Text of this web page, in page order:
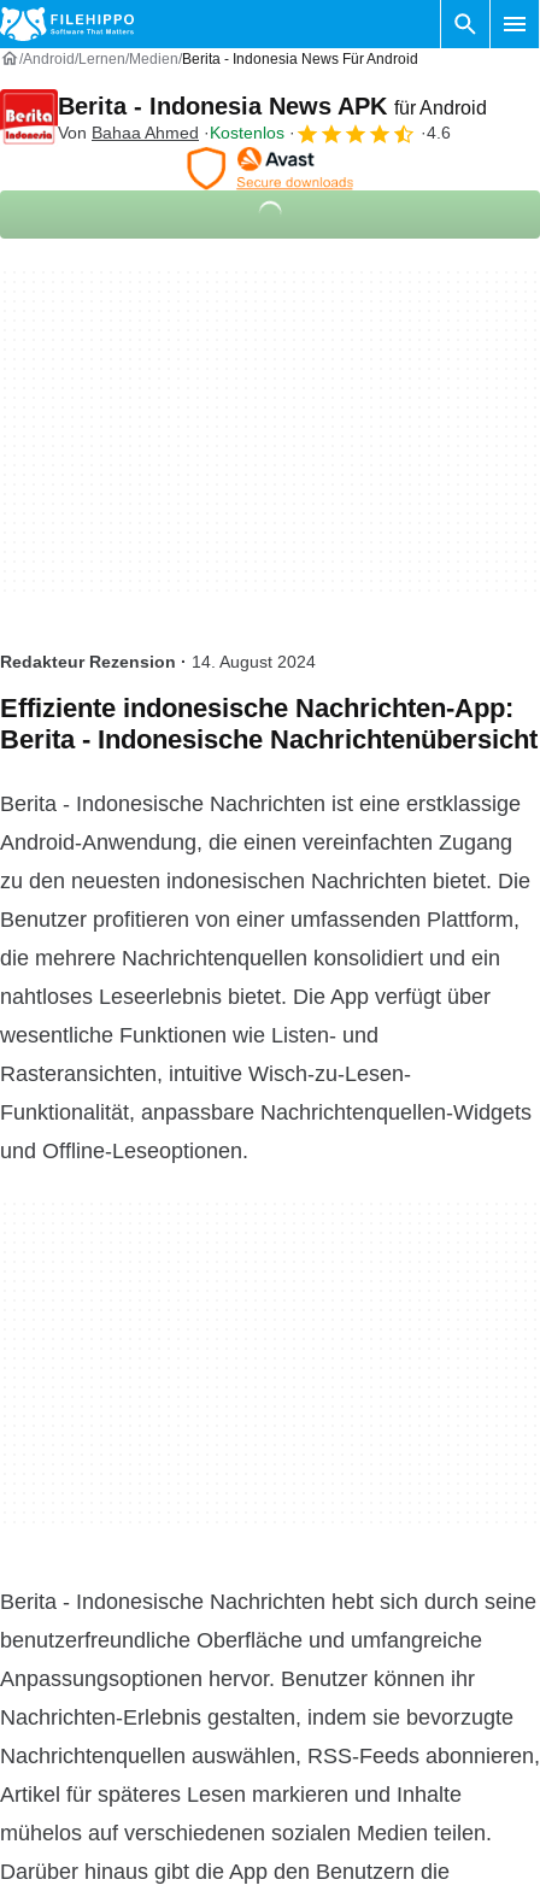
Android Lernen Medien Berita - Indonesia News Für Android
Berita - Indonesia News APK für Android
Von Bahaa Ahmed Kostenlos 4.6
Redakteur Rezension · 14. August 2024
Effiziente indonesische Nachrichten-App:
Berita - Indonesische Nachrichtenübersicht
Berita - Indonesische Nachrichten ist eine erstklassige
Android-Anwendung, die einen vereinfachten Zugang
zu den neuesten indonesischen Nachrichten bietet. Die
Benutzer profitieren von einer umfassenden Plattform,
die mehrere Nachrichtenquellen konsolidiert und ein
nahtloses Leseerlebnis bietet. Die App verfügt über
wesentliche Funktionen wie Listen- und
Rasteransichten, intuitive Wisch-zu-Lesen-
Funktionalität, anpassbare Nachrichtenquellen-Widgets
und Offline-Leseoptionen.
Berita - Indonesische Nachrichten hebt sich durch seine
benutzerfreundliche Oberfläche und umfangreiche
Anpassungsoptionen hervor. Benutzer können ihr
Nachrichten-Erlebnis gestalten, indem sie bevorzugte
Nachrichtenquellen auswählen, RSS-Feeds abonnieren,
Artikel für späteres Lesen markieren und Inhalte
mühelos auf verschiedenen sozialen Medien teilen.
Darüber hinaus gibt die App den Benutzern die